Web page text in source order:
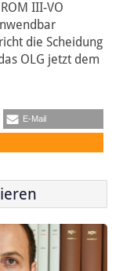
III-VO
die Scheidung
OLG jetzt dem
E-Mail